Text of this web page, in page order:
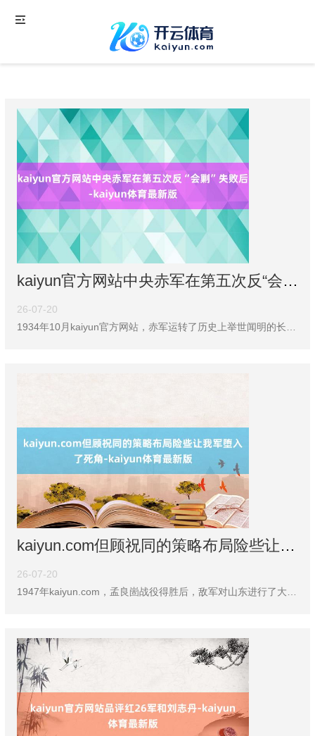
kaiyun官方网站中央赤军在第五次反“会剿”失败后-kaiyun体育最新版
26-07-20
kaiyun.com但顾祝同的策略布局险些让我军堕入了死角-kaiyun体育最新版
26-07-20